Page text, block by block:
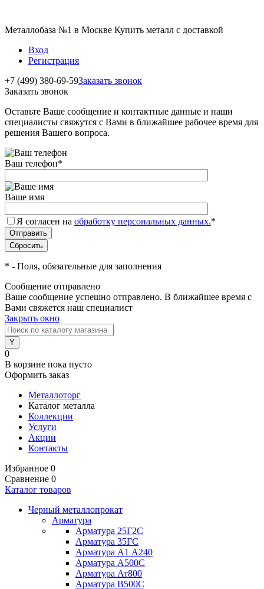
Металлобаза №1 в Москве Купить металл с доставкой
Вход
Регистрация
+7 (499) 380-69-59Заказать звонок
Заказать звонок
Оставьте Ваше сообщение и контактные данные и наши
специалисты свяжутся с Вами в ближайшее рабочее время для
решения Вашего вопроса.
Ваш телефон*
Ваше имя
Я согласен на обработку персональных данных.*
* - Поля, обязательные для заполнения
Сообщение отправлено
Ваше сообщение успешно отправлено. В ближайшее время с
Вами свяжется наш специалист
Закрыть окно
0
В корзине пока пусто
Оформить заказ
Металлоторг
Каталог металла
Коллекции
Услуги
Акции
Контакты
Избранное 0
Сравнение 0
Каталог товаров
Черный металлопрокат
Арматура
Арматура 25Г2С
Арматура 35ГС
Арматура А1 А240
Арматура А500С
Арматура Ат800
Арматура В500С